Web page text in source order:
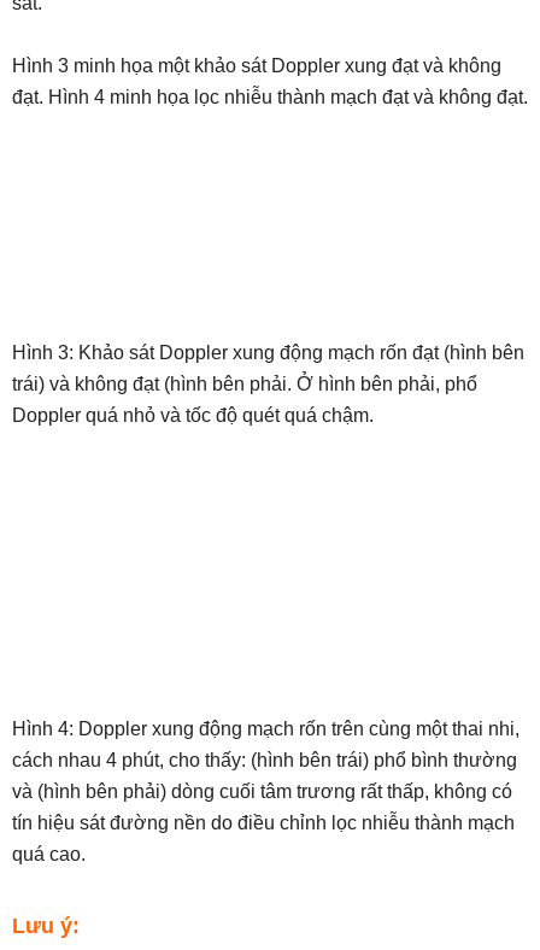
Hình 3 minh họa một khảo sát Doppler xung đạt và không
đạt. Hình 4 minh họa lọc nhiễu thành mạch đạt và không đạt.
Hình 3: Khảo sát Doppler xung động mạch rốn đạt (hình bên
trái) và không đạt (hình bên phải. Ở hình bên phải, phổ
Doppler quá nhỏ và tốc độ quét quá chậm.
Hình 4: Doppler xung động mạch rốn trên cùng một thai nhi,
cách nhau 4 phút, cho thấy: (hình bên trái) phổ bình thường
và (hình bên phải) dòng cuối tâm trương rất thấp, không có
tín hiệu sát đường nền do điều chỉnh lọc nhiễu thành mạch
quá cao.
Lưu ý: